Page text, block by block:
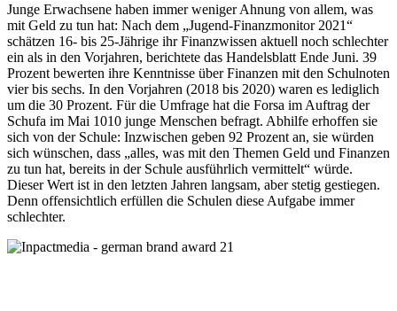
Junge Erwachsene haben immer weniger Ahnung von allem, was
mit Geld zu tun hat: Nach dem „Jugend-Finanzmonitor 2021“
schätzen 16- bis 25-Jährige ihr Finanzwissen aktuell noch schlechter
ein als in den Vorjahren, berichtete das Handelsblatt Ende Juni. 39
Prozent bewerten ihre Kenntnisse über Finanzen mit den Schulnoten
vier bis sechs. In den Vorjahren (2018 bis 2020) waren es lediglich
um die 30 Prozent. Für die Umfrage hat die Forsa im Auftrag der
Schufa im Mai 1010 junge Menschen befragt. Abhilfe erhoffen sie
sich von der Schule: Inzwischen geben 92 Prozent an, sie würden
sich wünschen, dass „alles, was mit den Themen Geld und Finanzen
zu tun hat, bereits in der Schule ausführlich vermittelt“ würde.
Dieser Wert ist in den letzten Jahren langsam, aber stetig gestiegen.
Denn offensichtlich erfüllen die Schulen diese Aufgabe immer
schlechter.